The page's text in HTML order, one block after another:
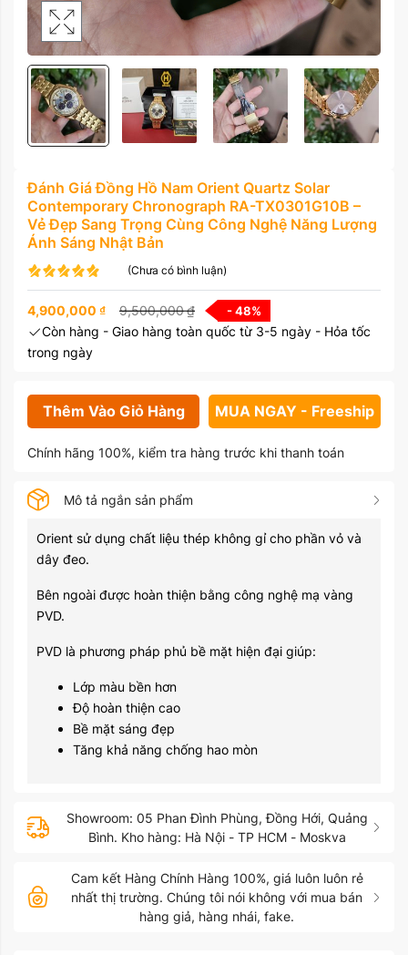
Đánh Giá Đồng Hồ Nam Orient Quartz Solar
Contemporary Chronograph RA-TX0301G10B –
Vẻ Đẹp Sang Trọng Cùng Công Nghệ Năng Lượng
Ánh Sáng Nhật Bản
(Chưa có bình luận)
4,900,000 ₫ 9,500,000₫ - 48%
Còn hàng - Giao hàng toàn quốc từ 3-5 ngày - Hỏa tốc
trong ngày
Thêm Vào Giỏ Hàng MUA NGAY - Freeship
Chính hãng 100%, kiểm tra hàng trước khi thanh toán
Mô tả ngắn sản phẩm
Orient sử dụng chất liệu thép không gỉ cho phần vỏ và
dây đeo.
Bên ngoài được hoàn thiện bằng công nghệ mạ vàng
PVD.
PVD là phương pháp phủ bề mặt hiện đại giúp:
Lớp màu bền hơn
Độ hoàn thiện cao
Bề mặt sáng đẹp
Tăng khả năng chống hao mòn
Showroom: 05 Phan Đình Phùng, Đồng Hới, Quảng
Bình. Kho hàng: Hà Nội - TP HCM - Moskva
Cam kết Hàng Chính Hàng 100%, giá luôn luôn rẻ
nhất thị trường. Chúng tôi nói không với mua bán
hàng giả, hàng nhái, fake.